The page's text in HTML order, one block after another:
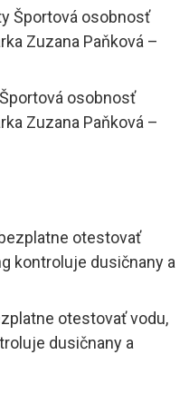
osobnosť
Zuzana Paňková –
otestovať vodu,
dusičnany a